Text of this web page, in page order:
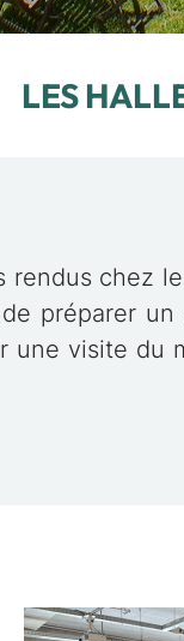
LES
rendus chez
préparer
une visite du